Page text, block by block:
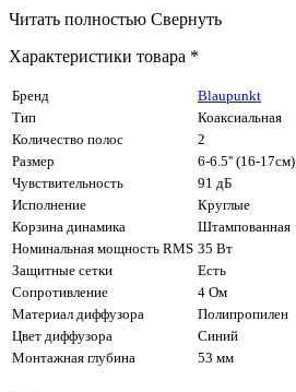
Читать полностью Свернуть
Характеристики товара *
Бренд
Blaupunkt
Тип
Коаксиальная
Количество полос
2
Размер
6-6.5'' (16-17см)
Чувствительность
91 дБ
Исполнение
Круглые
Корзина динамика
Штампованная
Номинальная мощность RMS 35 Вт
Защитные сетки
Есть
Сопротивление
4 Ом
Материал диффузора
Полипропилен
Цвет диффузора
Синий
Монтажная глубина
53 мм